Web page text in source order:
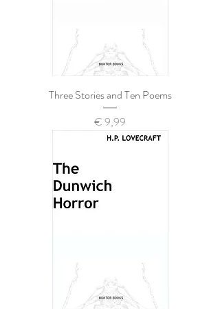
Three Stories and Ten Poems
Prijs
€ 9,99